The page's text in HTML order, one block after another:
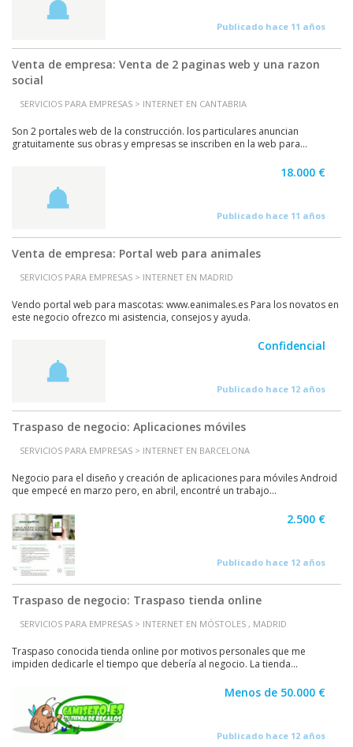
Publicado hace 11 años
Venta de empresa: Venta de 2 paginas web y una razon
social
SERVICIOS PARA EMPRESAS > INTERNET EN CANTABRIA
Son 2 portales web de la construcción. los particulares anuncian
gratuitamente sus obras y empresas se inscriben en la web para...
18.000 €
Publicado hace 11 años
Venta de empresa: Portal web para animales
SERVICIOS PARA EMPRESAS > INTERNET EN MADRID
Vendo portal web para mascotas: www.eanimales.es Para los novatos en
este negocio ofrezco mi asistencia, consejos y ayuda.
Confidencial
Publicado hace 12 años
Traspaso de negocio: Aplicaciones móviles
SERVICIOS PARA EMPRESAS > INTERNET EN BARCELONA
Negocio para el diseño y creación de aplicaciones para móviles Android
que empecé en marzo pero, en abril, encontré un trabajo...
2.500 €
Publicado hace 12 años
Traspaso de negocio: Traspaso tienda online
SERVICIOS PARA EMPRESAS > INTERNET EN MÓSTOLES , MADRID
Traspaso conocida tienda online por motivos personales que me
impiden dedicarle el tiempo que debería al negocio. La tienda...
Menos de 50.000 €
Publicado hace 12 años